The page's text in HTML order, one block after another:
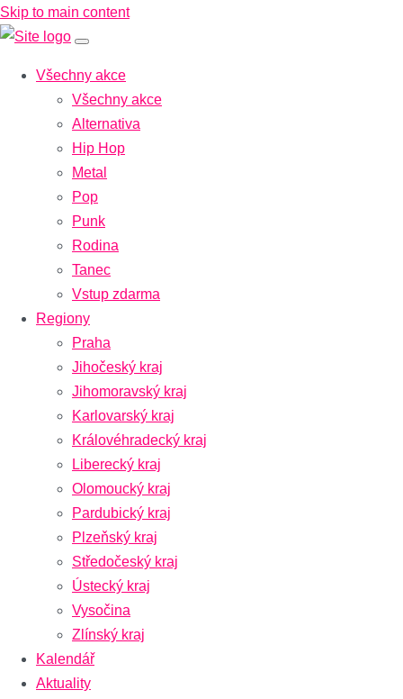
Skip to main content
Všechny akce
Všechny akce
Alternativa
Hip Hop
Metal
Pop
Punk
Rodina
Tanec
Vstup zdarma
Regiony
Praha
Jihočeský kraj
Jihomoravský kraj
Karlovarský kraj
Královéhradecký kraj
Liberecký kraj
Olomoucký kraj
Pardubický kraj
Plzeňský kraj
Středočeský kraj
Ústecký kraj
Vysočina
Zlínský kraj
Kalendář
Aktuality